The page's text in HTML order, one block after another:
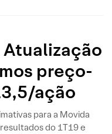
preço-
ação
para a Movida
do 1T19 e